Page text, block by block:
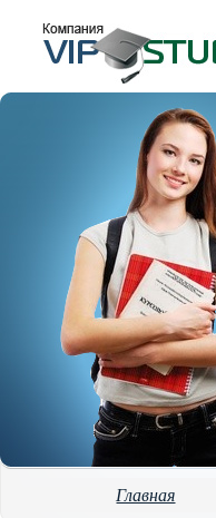
Главная